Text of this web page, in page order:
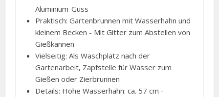
Aluminium-Guss
Praktisch: Gartenbrunnen mit Wasserhahn und
kleinem Becken - Mit Gitter zum Abstellen von
Gießkannen
Vielseitig: Als Waschplatz nach der
Gartenarbeit, Zapfstelle für Wasser zum
Gießen oder Zierbrunnen
Details: Höhe Wasserhahn: ca. 57 cm -